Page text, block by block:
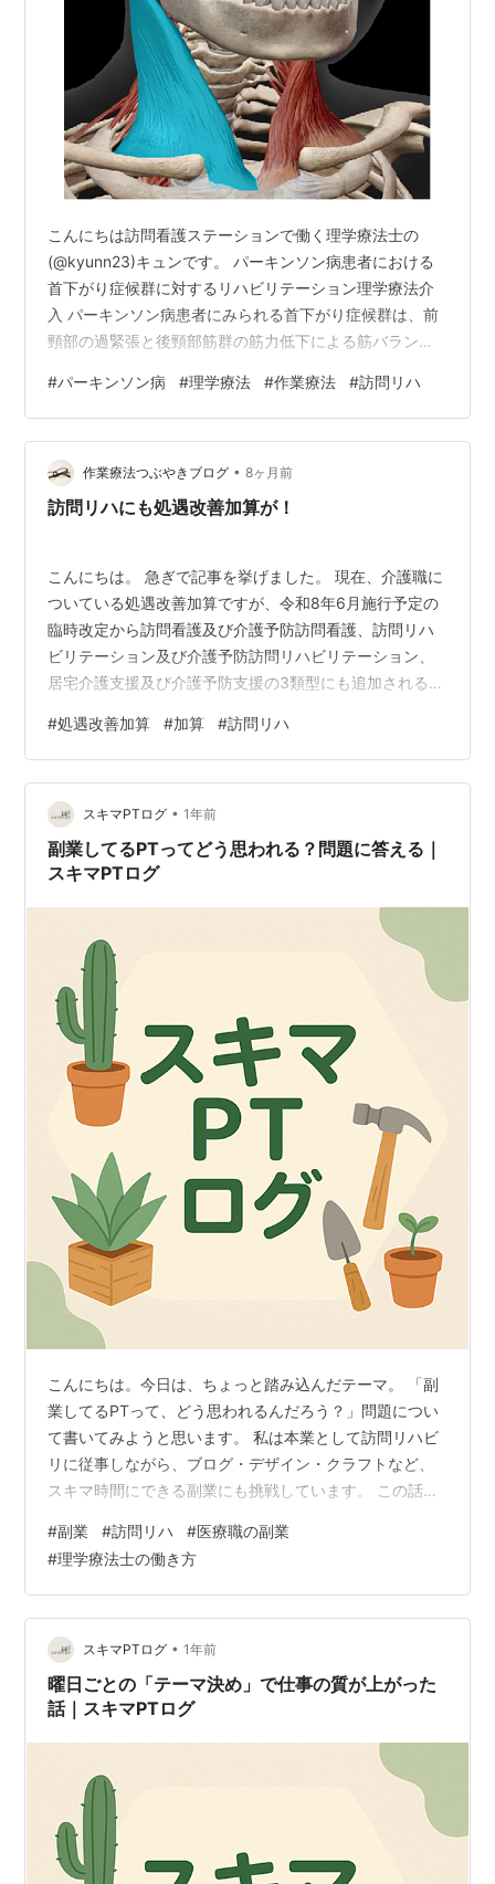
こんにちは訪問看護ステーションで働く理学療法士の
(@kyunn23)キュンです。 パーキンソン病患者における
首下がり症候群に対するリハビリテーション理学療法介
入 パーキンソン病患者にみられる首下がり症候群は、前
頸部の過緊張と後頸部筋群の筋力低下による筋バランス
過剰な活動が持続することで、頸部の前屈姿勢が固定化
され、日常生活動作やQOLの低下を招く重要な症状のひ
とつです。 ■ 病態の特徴 では、以下のような要素が複合
的に関与しています。 ・前頸部筋（特に胸鎖乳突筋）の
過活動筋電図上でも異常な持続収縮が確認され、首下が
#パーキンソン病 #理学療法 #作業療法 #訪問リハ
作業療法つぶやきブログ • 8ヶ月前
訪問リハにも処遇改善加算が！
こんにちは。 急ぎで記事を挙げました。 現在、介護職に
ついている処遇改善加算ですが、令和8年6月施行予定の
臨時改定から訪問看護及び介護予防訪問看護、訪問リハ
ビリテーション及び介護予防訪問リハビリテーション、
居宅介護支援及び介護予防支援の3類型にも追加される見
よって異なります。 出典：
https://www.cocofump.co.jp/articles/kaigo/207/ 算定方
法は様々で支給方法もバラバラですが、基本給やボーナ
スに反映されて支給されるようになっています。 実際に
どの程度上がるのか、どう決まっていくのかはまだ分か
りませんが、…
#処遇改善加算 #加算 #訪問リハ
スキマPTログ • 1年前
副業してるPTってどう思われる？問題に答える｜
スキマPTログ
こんにちは。今日は、ちょっと踏み込んだテーマ。 「副
業してるPTって、どう思われるんだろう？」問題につい
て書いてみようと思います。 私は本業として訪問リハビ
リに従事しながら、ブログ・デザイン・クラフトなど、
スキマ時間にできる副業にも挑戦しています。 この話を
らない？」 「稼ぎたいだけでしょ」なんて反応を受ける
こともあります。 でも実際は、もっとポジティブな理由
や背景があるんです。 ✅そもそも、なぜPTが副業する
の？ 理由は人それぞれですが、よく聞くのは以下のよう
な声です： 「収入を増やして将来に備えたい」 「本業と
は違うスキルを身につけたい…
#副業 #訪問リハ #医療職の副業
#理学療法士の働き方
スキマPTログ • 1年前
曜日ごとの「テーマ決め」で仕事の質が上がった
話｜スキマPTログ